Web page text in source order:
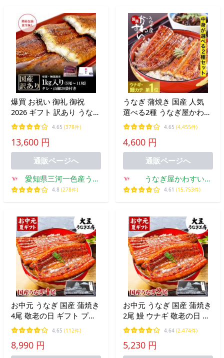
爆買 お祝い 御礼 御祝
2026 ギフト 訳あり うなぎ
鰻 国産 愛知県産 蒲焼 1kg
(5尾〜11尾) タレ・山椒20
袋付 フードロス 自宅用 御
中元 お中元 超PayPay祭
4.65 (378件)
13,600 円
通販ページへ
愛知県三河一色産うな
ぎの兼光
4.8 (278件)
うなぎ 蒲焼き 国産 人気
選べる2種 うなぎ屋かわす
い 長焼き きざみ ウナギ
鰻 高級 内祝 誕生日 プレ
ゼント 御中元 夏ギフト 敬
老の日 ギフト 土用丑
4.65 (4,455件)
4,600 円
通販ページへ
うなぎ屋かわすい
Yahoo!ショッピング店
4.61 (15,753件)
お中元 うなぎ 国産 蒲焼き
4尾 敬老の日 ギフト プレ
ゼント 鰻 ウナギ 長焼き 4
人前 内祝い 誕生日 お祝い
お礼 爆買
4.65 (112件)
8,990 円
お中元 うなぎ 国産 蒲焼き
2尾 鰻 ウナギ 敬老の日 ギ
フト プレゼント 内祝い お
祝い 誕生日 結婚祝い 御礼
お返し 爆買
4.64 (2,474件)
5,230 円